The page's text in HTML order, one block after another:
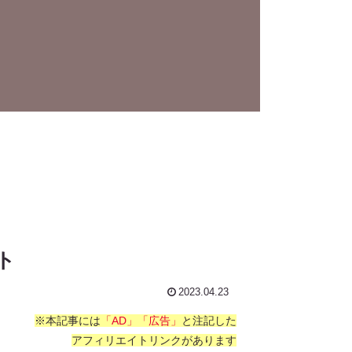
2023.04.23
※本記事には 「AD」「広告」
と注記した
アフィリエイトリンクがあります